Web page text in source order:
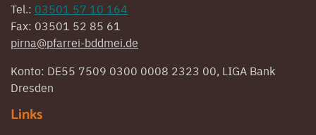
Tel.: 03501 57 10 164
Fax: 03501 52 85 61
pirna@pfarrei-bddmei.de
Konto: DE55 7509 0300 0008 2323 00, LIGA Bank
Dresden
Links